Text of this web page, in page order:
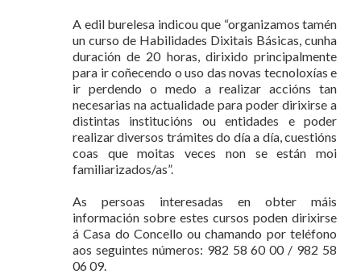
A edil burelesa indicou que “organizamos tamén
un curso de Habilidades Dixitais Básicas, cunha
duración de 20 horas, dirixido principalmente
para ir coñecendo o uso das novas tecnoloxías e
ir perdendo o medo a realizar accións tan
necesarias na actualidade para poder dirixirse a
distintas institucións ou entidades e poder
realizar diversos trámites do día a día, cuestións
coas que moitas veces non se están moi
familiarizados/as”.
As persoas interesadas en obter máis
información sobre estes cursos poden dirixirse
á Casa do Concello ou chamando por teléfono
aos seguintes números: 982 58 60 00 / 982 58
06 09.